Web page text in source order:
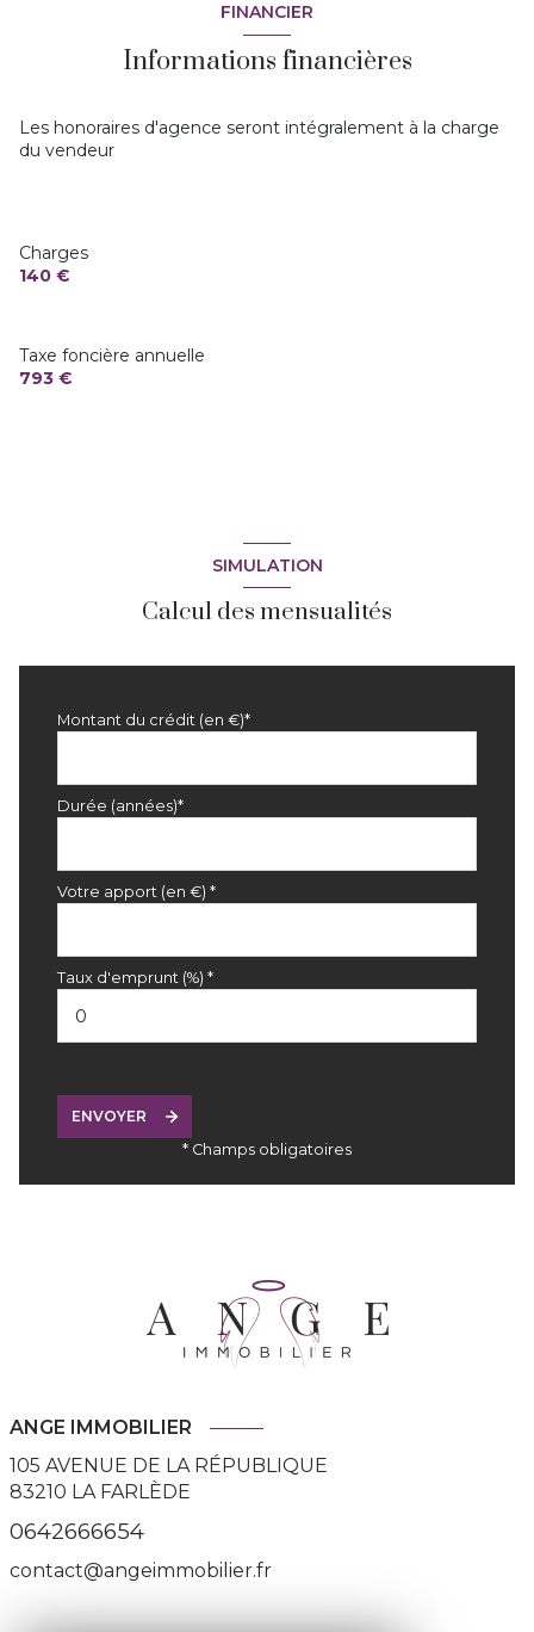
FINANCIER
Informations financières
Les honoraires d'agence seront intégralement à la charge
du vendeur
Charges
140 €
Taxe foncière annuelle
793 €
SIMULATION
Calcul des mensualités
Montant du crédit (en €)*
Durée (années)*
Votre apport (en €) *
Taux d'emprunt (%) *
ENVOYER
* Champs obligatoires
ANGE IMMOBILIER
105 AVENUE DE LA RÉPUBLIQUE
83210 LA FARLÈDE
0642666654
contact@angeimmobilier.fr